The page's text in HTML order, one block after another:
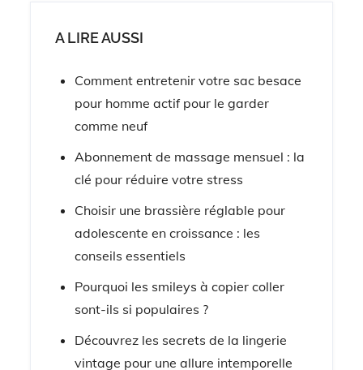
A LIRE AUSSI
Comment entretenir votre sac besace
pour homme actif pour le garder
comme neuf
Abonnement de massage mensuel : la
clé pour réduire votre stress
Choisir une brassière réglable pour
adolescente en croissance : les
conseils essentiels
Pourquoi les smileys à copier coller
sont-ils si populaires ?
Découvrez les secrets de la lingerie
vintage pour une allure intemporelle